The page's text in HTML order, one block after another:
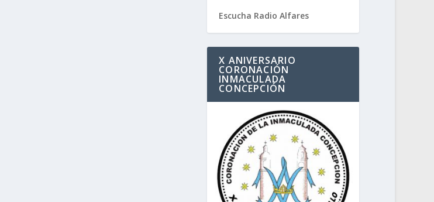
Escucha Radio Alfares
X ANIVERSARIO
CORONACIÓN
INMACULADA
CONCEPCIÓN